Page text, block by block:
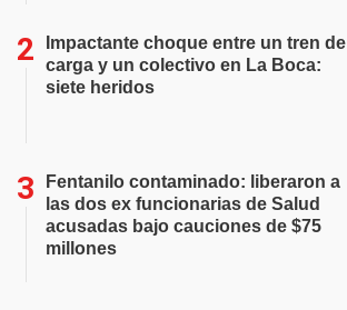
Impactante choque entre un tren de
carga y un colectivo en La Boca:
siete heridos
Fentanilo contaminado: liberaron a
las dos ex funcionarias de Salud
acusadas bajo cauciones de $75
millones